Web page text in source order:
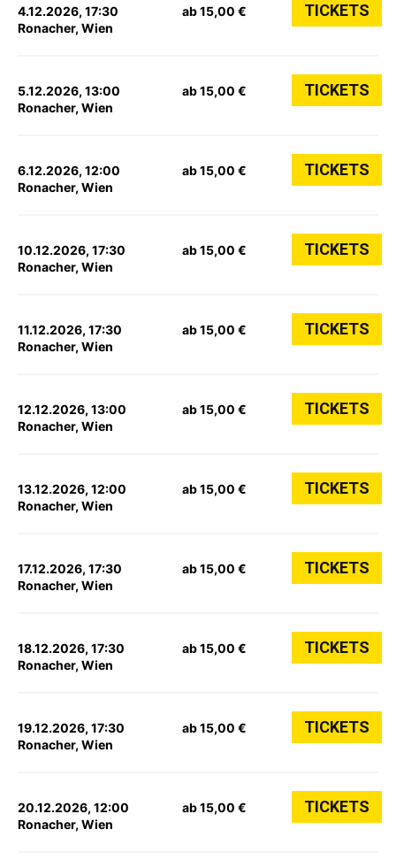
4.12.2026, 17:30
Ronacher, Wien
ab 15,00 € TICKETS
5.12.2026, 13:00
Ronacher, Wien
ab 15,00 € TICKETS
6.12.2026, 12:00
Ronacher, Wien
ab 15,00 € TICKETS
10.12.2026, 17:30
Ronacher, Wien
ab 15,00 € TICKETS
11.12.2026, 17:30
Ronacher, Wien
ab 15,00 € TICKETS
12.12.2026, 13:00
Ronacher, Wien
ab 15,00 € TICKETS
13.12.2026, 12:00
Ronacher, Wien
ab 15,00 € TICKETS
17.12.2026, 17:30
Ronacher, Wien
ab 15,00 € TICKETS
18.12.2026, 17:30
Ronacher, Wien
ab 15,00 € TICKETS
19.12.2026, 17:30
Ronacher, Wien
ab 15,00 € TICKETS
20.12.2026, 12:00
Ronacher, Wien
ab 15,00 € TICKETS